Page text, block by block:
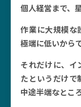
個人経営まで、
作業に大規模な
極端に低いからで
それだけに、イ
たというだけで
中途半端なとこ